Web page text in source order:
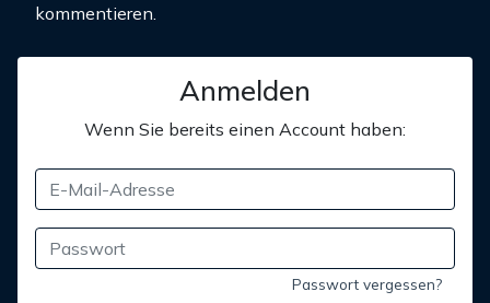
kommentieren.
Anmelden
Wenn Sie bereits einen Account haben:
Passwort vergessen?